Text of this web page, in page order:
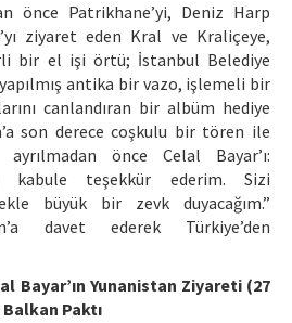
önce Patrikhane’yi, Deniz Harp
ziyaret eden Kral ve Kraliçeye,
bir el işi örtü; İstanbul Belediye
yapılmış antika bir vazo, işlemeli bir
canlandıran bir albüm hediye
son derece coşkulu bir tören ile
önce Celal Bayar’ı:
kabule teşekkür ederim. Sizi
büyük bir zevk duyacağım.”
davet ederek Türkiye’den
Bayar’ın Yunanistan Ziyareti (27
Balkan Paktı